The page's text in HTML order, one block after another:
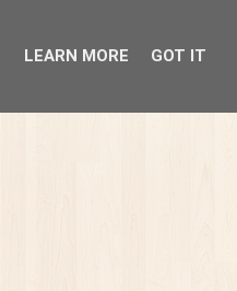
LEARN MORE GOT IT